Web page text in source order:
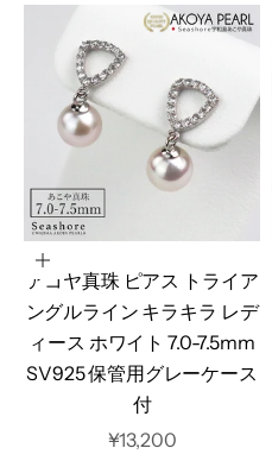
カートに追加
アコヤ真珠 ピアス トライア
ングルライン キラキラ レデ
ィース ホワイト 7.0-7.5mm
SV925 保管用グレーケース
付
セール価格
¥13,200